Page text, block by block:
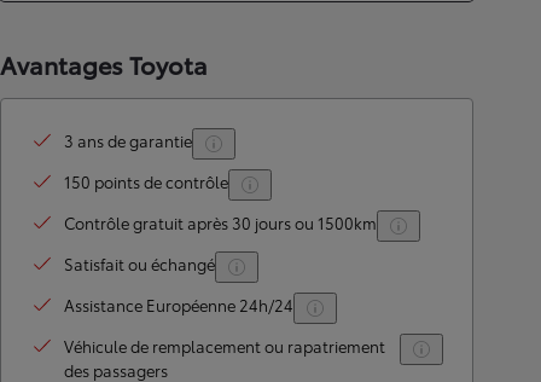
Avantages Toyota
3 ans de garantie
150 points de contrôle
Contrôle gratuit après 30 jours ou 1500km
Satisfait ou échangé
Assistance Européenne 24h/24
Véhicule de remplacement ou rapatriement
des passagers